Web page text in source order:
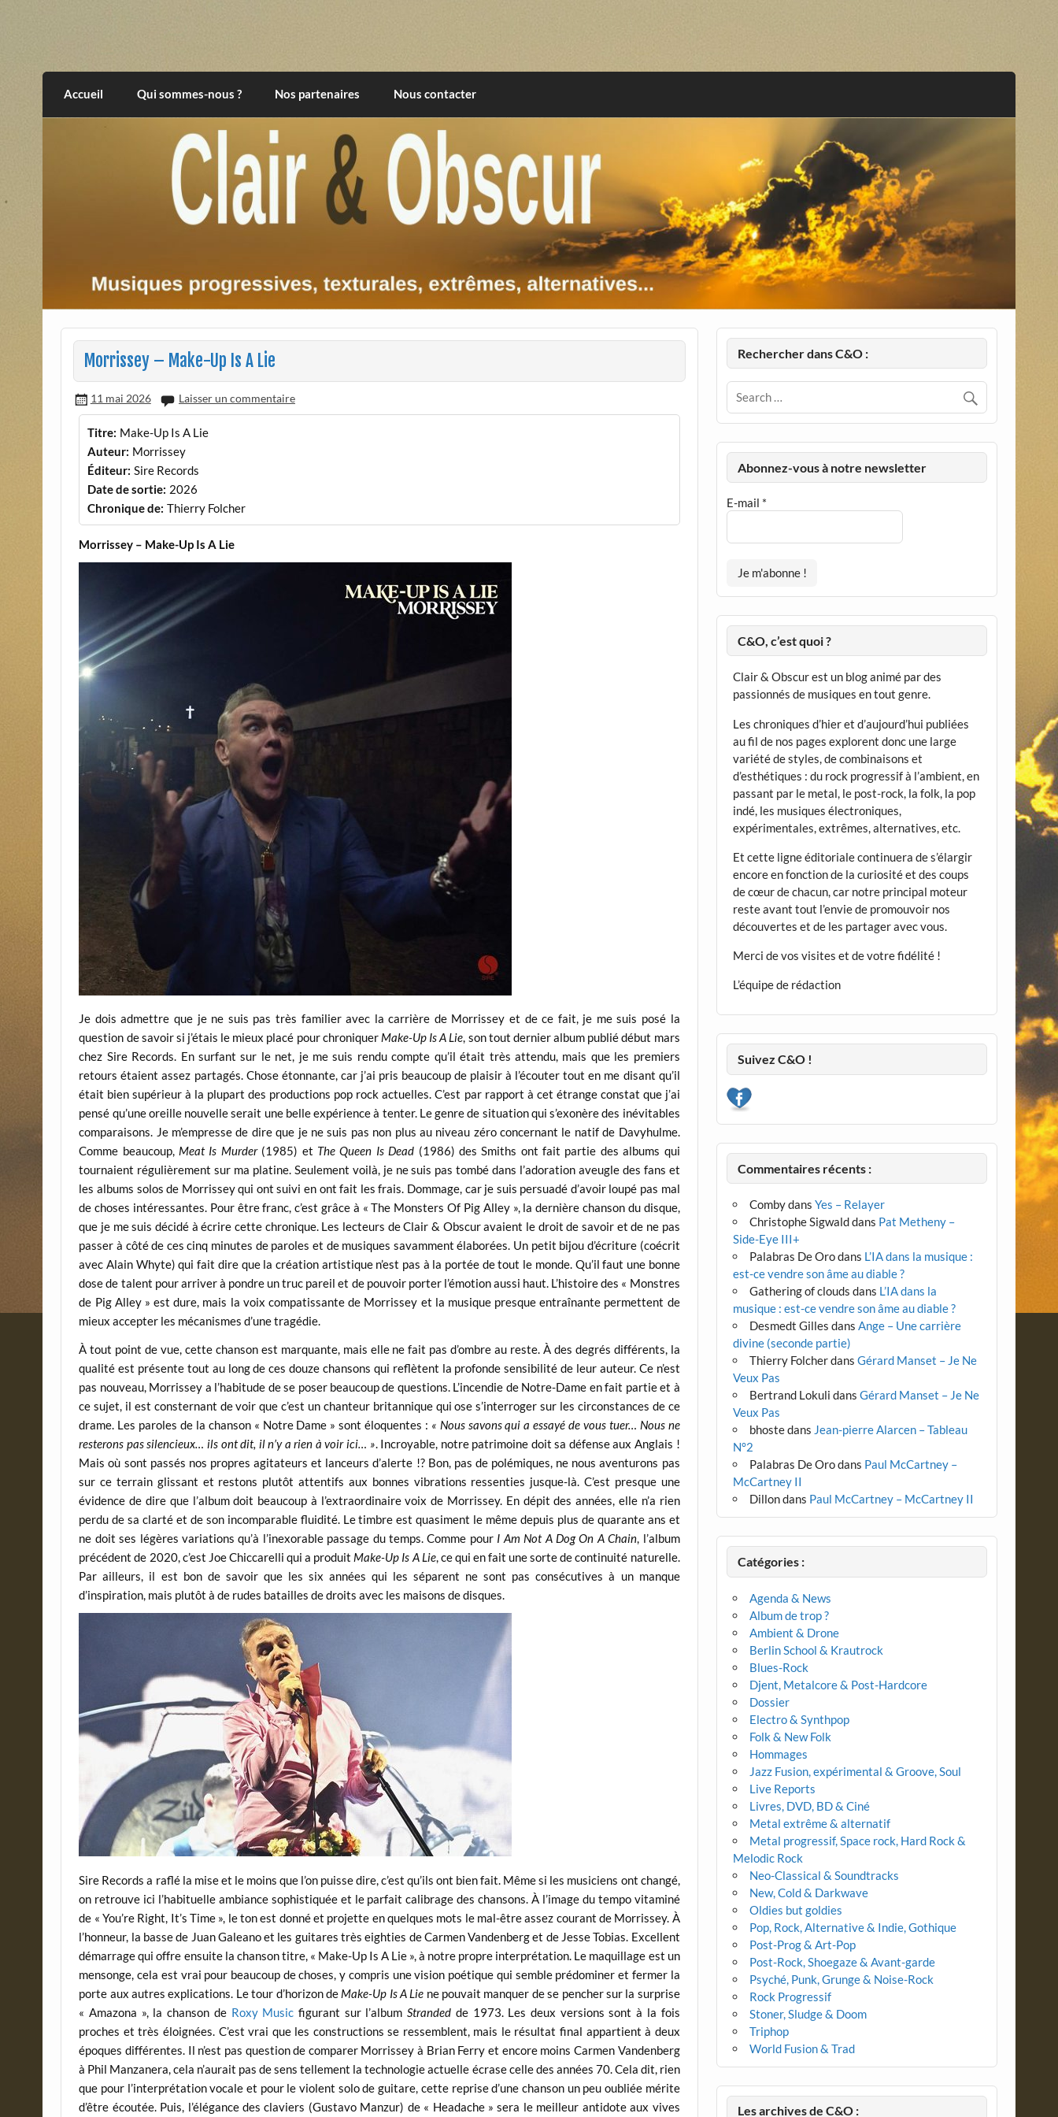
Clair et Obscur
Accueil Qui sommes-nous ? Nos partenaires Nous contacter
Morrissey – Make-Up Is A Lie
11 mai 2026 Laisser un commentaire
Titre: Make-Up Is A Lie
Auteur: Morrissey
Éditeur: Sire Records
Date de sortie: 2026
Chronique de: Thierry Folcher
Morrissey – Make-Up Is A Lie
Je dois admettre que je ne suis pas très familier avec la carrière de Morrissey et de ce fait, je me suis posé la
question de savoir si j’étais le mieux placé pour chroniquer Make-Up Is A Lie, son tout dernier album publié début mars
chez Sire Records. En surfant sur le net, je me suis rendu compte qu’il était très attendu, mais que les premiers
retours étaient assez partagés. Chose étonnante, car j’ai pris beaucoup de plaisir à l’écouter tout en me disant qu’il
était bien supérieur à la plupart des productions pop rock actuelles. C’est par rapport à cet étrange constat que j’ai
pensé qu’une oreille nouvelle serait une belle expérience à tenter. Le genre de situation qui s’exonère des inévitables
comparaisons. Je m’empresse de dire que je ne suis pas non plus au niveau zéro concernant le natif de Davyhulme.
Comme beaucoup, Meat Is Murder(1985) et The Queen Is Dead (1986) des Smiths ont fait partie des albums qui
tournaient régulièrement sur ma platine. Seulement voilà, je ne suis pas tombé dans l’adoration aveugle des fans et
les albums solos de Morrissey qui ont suivi en ont fait les frais. Dommage, car je suis persuadé d’avoir loupé pas mal
de choses intéressantes. Pour être franc, c’est grâce à « The Monsters Of Pig Alley », la dernière chanson du disque,
que je me suis décidé à écrire cette chronique. Les lecteurs de Clair & Obscur avaient le droit de savoir et de ne pas
passer à côté de ces cinq minutes de paroles et de musiques savamment élaborées. Un petit bijou d’écriture (coécrit
avec Alain Whyte) qui fait dire que la création artistique n’est pas à la portée de tout le monde. Qu’il faut une bonne
dose de talent pour arriver à pondre un truc pareil et de pouvoir porter l’émotion aussi haut. L’histoire des « Monstres
de Pig Alley » est dure, mais la voix compatissante de Morrissey et la musique presque entraînante permettent de
mieux accepter les mécanismes d’une tragédie.
À tout point de vue, cette chanson est marquante, mais elle ne fait pas d’ombre au reste. À des degrés différents, la
qualité est présente tout au long de ces douze chansons qui reflètent la profonde sensibilité de leur auteur. Ce n’est
pas nouveau, Morrissey a l’habitude de se poser beaucoup de questions. L’incendie de Notre-Dame en fait partie et à
ce sujet, il est consternant de voir que c’est un chanteur britannique qui ose s’interroger sur les circonstances de ce
drame. Les paroles de la chanson « Notre Dame » sont éloquentes : « Nous savons qui a essayé de vous tuer… Nous ne
resterons pas silencieux… ils ont dit, il n’y a rien à voir ici… ». Incroyable, notre patrimoine doit sa défense aux Anglais !
Mais où sont passés nos propres agitateurs et lanceurs d’alerte !? Bon, pas de polémiques, ne nous aventurons pas
sur ce terrain glissant et restons plutôt attentifs aux bonnes vibrations ressenties jusque-là. C’est presque une
évidence de dire que l’album doit beaucoup à l’extraordinaire voix de Morrissey. En dépit des années, elle n’a rien
perdu de sa clarté et de son incomparable fluidité. Le timbre est quasiment le même depuis plus de quarante ans et
ne doit ses légères variations qu’à l’inexorable passage du temps. Comme pour I Am Not A Dog On A Chain, l’album
précédent de 2020, c’est Joe Chiccarelli qui a produit Make-Up Is A Lie, ce qui en fait une sorte de continuité naturelle.
Par ailleurs, il est bon de savoir que les six années qui les séparent ne sont pas consécutives à un manque
d’inspiration, mais plutôt à de rudes batailles de droits avec les maisons de disques.
Sire Records a raflé la mise et le moins que l’on puisse dire, c’est qu’ils ont bien fait. Même si les musiciens ont changé,
on retrouve ici l’habituelle ambiance sophistiquée et le parfait calibrage des chansons. À l’image du tempo vitaminé
de « You’re Right, It’s Time », le ton est donné et projette en quelques mots le mal-être assez courant de Morrissey. À
l’honneur, la basse de Juan Galeano et les guitares très eighties de Carmen Vandenberg et de Jesse Tobias. Excellent
démarrage qui offre ensuite la chanson titre, « Make-Up Is A Lie », à notre propre interprétation. Le maquillage est un
mensonge, cela est vrai pour beaucoup de choses, y compris une vision poétique qui semble prédominer et fermer la
porte aux autres explications. Le tour d’horizon de Make-Up Is A Lie ne pouvait manquer de se pencher sur la surprise
« Amazona », la chanson de Roxy Music figurant sur l’album Stranded de 1973. Les deux versions sont à la fois
proches et très éloignées. C’est vrai que les constructions se ressemblent, mais le résultat final appartient à deux
époques différentes. Il n’est pas question de comparer Morrissey à Brian Ferry et encore moins Carmen Vandenberg
à Phil Manzanera, cela n’aurait pas de sens tellement la technologie actuelle écrase celle des années 70. Cela dit, rien
que pour l’interprétation vocale et pour le violent solo de guitare, cette reprise d’une chanson un peu oubliée mérite
d’être écoutée. Puis, l’élégance des claviers (Gustavo Manzur) de « Headache » sera le meilleur antidote aux vives
Rechercher dans C&O :
Abonnez-vous à notre newsletter
E-mail *
C&O, c’est quoi ?
Clair & Obscur est un blog animé par des
passionnés de musiques en tout genre.
Les chroniques d’hier et d’aujourd’hui publiées
au fil de nos pages explorent donc une large
variété de styles, de combinaisons et
d’esthétiques : du rock progressif à l’ambient, en
passant par le metal, le post-rock, la folk, la pop
indé, les musiques électroniques,
expérimentales, extrêmes, alternatives, etc.
Et cette ligne éditoriale continuera de s’élargir
encore en fonction de la curiosité et des coups
de cœur de chacun, car notre principal moteur
reste avant tout l’envie de promouvoir nos
découvertes et de les partager avec vous.
Merci de vos visites et de votre fidélité !
L’équipe de rédaction
Suivez C&O !
Commentaires récents :
CombydansYes – Relayer
Christophe Sigwalddans Pat Metheny –
Side-Eye III+
Palabras De Orodans L’IA dans la musique :
est-ce vendre son âme au diable ?
Gathering of clouds dans L’IA dans la
musique : est-ce vendre son âme au diable ?
Desmedt Gilles dansAnge – Une carrière
divine (seconde partie)
Thierry FolcherdansGérard Manset – Je Ne
Veux Pas
Bertrand Lokuli dansGérard Manset – Je Ne
Veux Pas
bhostedans Jean-pierre Alarcen – Tableau
N°2
Palabras De Orodans Paul McCartney –
McCartney II
Dillondans Paul McCartney – McCartney II
Catégories :
Agenda & News
Album de trop ?
Ambient & Drone
Berlin School & Krautrock
Blues-Rock
Djent, Metalcore & Post-Hardcore
Dossier
Electro & Synthpop
Folk & New Folk
Hommages
Jazz Fusion, expérimental & Groove, Soul
Live Reports
Livres, DVD, BD & Ciné
Metal extrême & alternatif
Metal progressif, Space rock, Hard Rock &
Melodic Rock
Neo-Classical & Soundtracks
New, Cold & Darkwave
Oldies but goldies
Pop, Rock, Alternative & Indie, Gothique
Post-Prog & Art-Pop
Post-Rock, Shoegaze & Avant-garde
Psyché, Punk, Grunge & Noise-Rock
Rock Progressif
Stoner, Sludge & Doom
Triphop
World Fusion & Trad
Les archives de C&O :